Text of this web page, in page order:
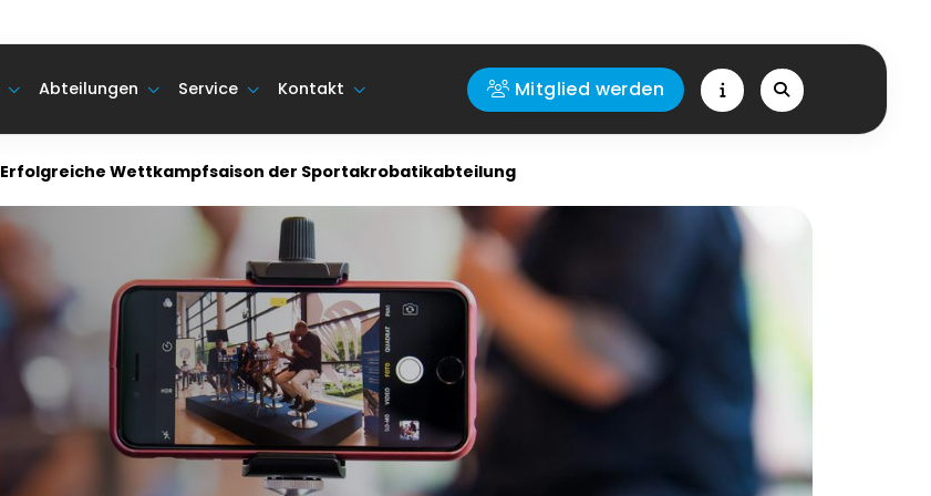
Abteilungen Service Kontakt Mitglied werden
Erfolgreiche Wettkampfsaison der Sportakrobatikabteilung